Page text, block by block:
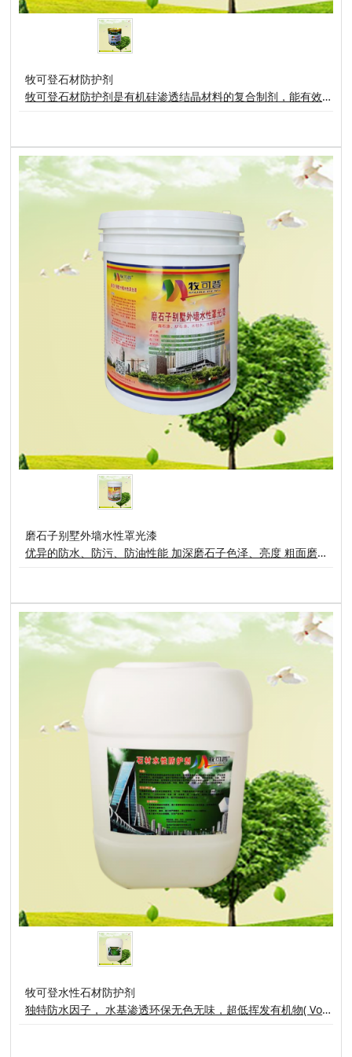
牧可登石材防护剂
牧可登石材防护剂是有机硅渗透结晶材料的复合制剂，能有效渗透石材内部进行化学反应，产生高效持久的防水、防污结晶体，适用于各种进口和国产大理石、砂岩花岗岩光板、石雕、墓石等各种石制品。能有效防止石材安装工程中常见的石材病症及麻烦(例如水泥或者酸雨及其它污染源侵蚀引起的水班、污浊、锈浊、泛黄、泛碱、白花)工程完工后便可用于清洗。 用法与用量:只需将要处理的基材在表面干燥、清洁无污染的条件下将本剂先横(
磨石子别墅外墙水性罩光漆
优异的防水、防污、防油性能 加深磨石子色泽、亮度 粗面磨石子达到水湿样效果 使表面粗糙的磨石子容易清洗 真石漆、防石漆、水包水、水磨石通用 牧可登磨石子别墅外墙高端罩光防水剂适合用于各种精面或未经抛光的磨石子表面，( 如:火烧面、荔枝面、水洗石、菠萝面)能在磨石子表面形成湿样高亮度防护膜。不但能加
牧可登水性石材防护剂
独特防水因子， 水基渗透环保无色无味，超低挥发有机物( VoC )保持天然石材呼吸性能石材表面日常清理和磨损不会影响防护效果牧可登水性石材防护剂是以有机硅树脂以水为容剂复配而成的绿色环保材料能深入渗透各种大理石、花岗岩等(如石材光板、毛板、石雕、墓石等装饰石材)形成化学性质稳定，优越的防水性能，不影响石材的外观、色泽、质感、纹路及透气性。